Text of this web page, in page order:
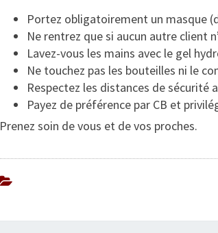
Portez obligatoirement un masque
Ne rentrez que si aucun autre client
Lavez-vous les mains avec le gel
Ne touchez pas les bouteilles ni le
Respectez les distances de sécurité
Payez de préférence par CB et
Prenez soin de vous et de vos proches.